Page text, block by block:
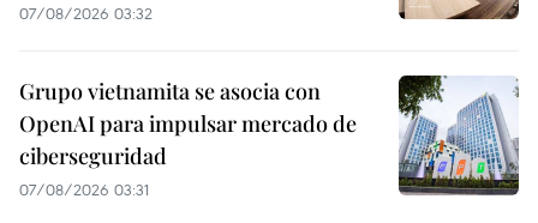
07/08/2026 03:32
Grupo vietnamita se asocia con
OpenAI para impulsar mercado de
ciberseguridad
07/08/2026 03:31